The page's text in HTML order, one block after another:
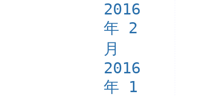
2016
年 2
月
2016
年 1